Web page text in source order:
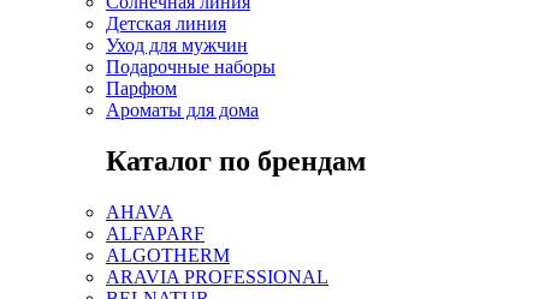
Детская линия
Уход для мужчин
Подарочные наборы
Парфюм
Ароматы для дома
Каталог по брендам
AHAVA
ALFAPARF
ALGOTHERM
ARAVIA PROFESSIONAL